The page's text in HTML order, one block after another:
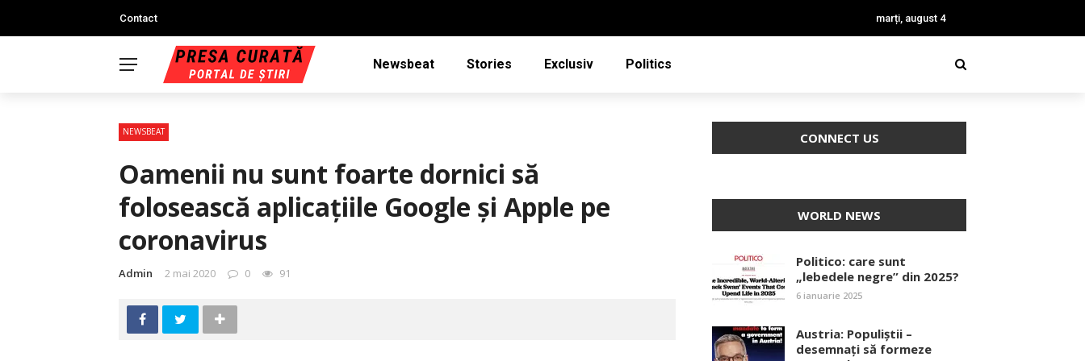
Contact marți, august 4
Newsbeat Stories Exclusiv Politics
NEWSBEAT
Oamenii nu sunt foarte dornici să
folosească aplicaţiile Google şi Apple pe
coronavirus
Admin 2 mai 2020 0 91
CONNECT US
WORLD NEWS
Politico: care sunt
„lebedele negre” din 2025?
6 ianuarie 2025
Austria: Populiștii –
desemnați să formeze